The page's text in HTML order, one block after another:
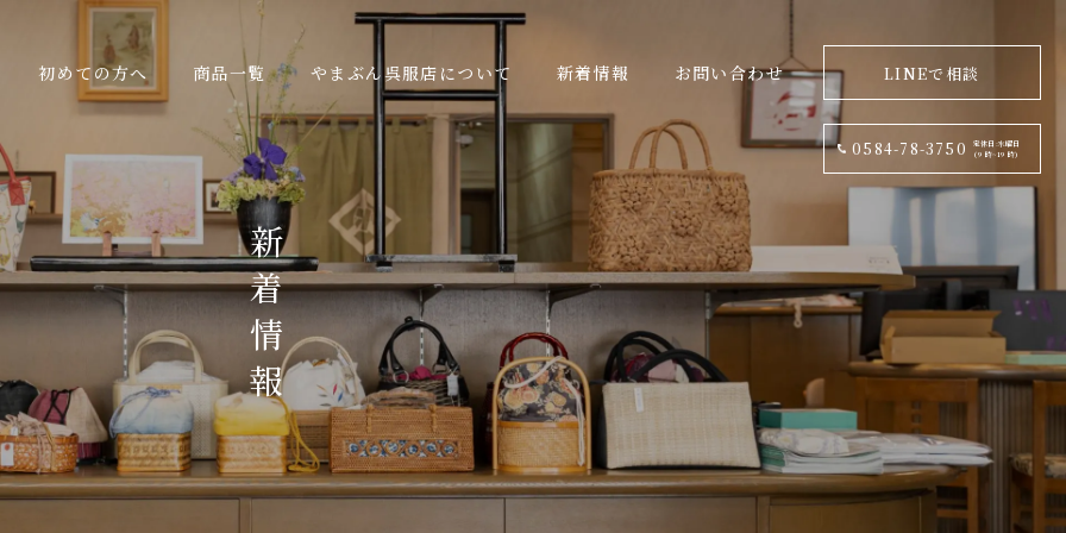
初めての方へ 商品一覧 やまぶん呉服店について 新着情報 お問い合わせ LINEで相談
0584-78-3750
定休日:水曜日
(9 時~19 時)
新
着
情
報